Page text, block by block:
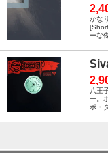
かな
ーな
八王
ー。
ポ・